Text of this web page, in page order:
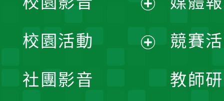
競賽
教師
開
校園活動
社團影音